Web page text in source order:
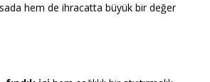
hem de ihracatta büyük bir değer